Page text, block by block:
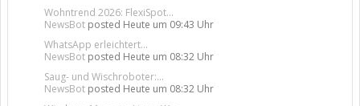
Wohntrend 2026: FlexiSpot...
NewsBot posted Heute um 09:43 Uhr
WhatsApp erleichtert...
NewsBot posted Heute um 08:32 Uhr
Saug- und Wischroboter:...
NewsBot posted Heute um 08:32 Uhr